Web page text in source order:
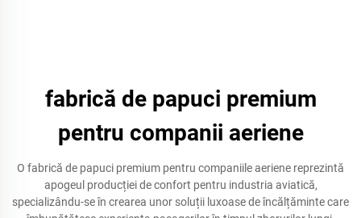
fabrică de papuci premium
pentru companii aeriene
O fabrică de papuci premium pentru companiile aeriene reprezintă
apogeul producției de confort pentru industria aviatică,
specializându-se în crearea unor soluții luxoase de încălțăminte care